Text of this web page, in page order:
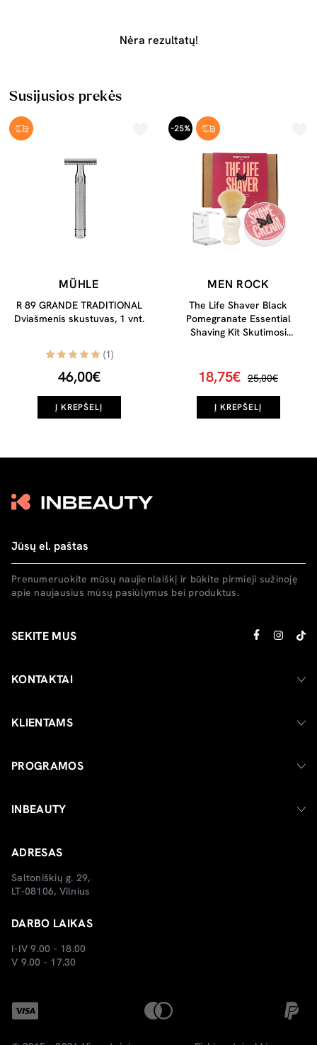
Nėra rezultatų!
Susijusios prekės
MÜHLE
R 89 GRANDE TRADITIONAL
Dviašmenis skustuvas, 1 vnt.
(1)
46,00€
Į KREPŠELĮ
-25%
MEN ROCK
The Life Shaver Black
Pomegranate Essential
Shaving Kit Skutimosi
18,75€ 25,00€
Į KREPŠELĮ
Prenumeruokite mūsų naujienlaiškį ir būkite pirmieji sužinoję
apie naujausius mūsų pasiūlymus bei produktus.
SEKITE MUS
KONTAKTAI
KLIENTAMS
PROGRAMOS
INBEAUTY
ADRESAS
Saltoniškių g. 29,
LT-08106, Vilnius
DARBO LAIKAS
I-IV 9.00 - 18.00
V 9.00 - 17.30